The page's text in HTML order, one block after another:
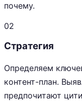
почему.
02
Стратегия
Определяем
контент-план.
предпочитают